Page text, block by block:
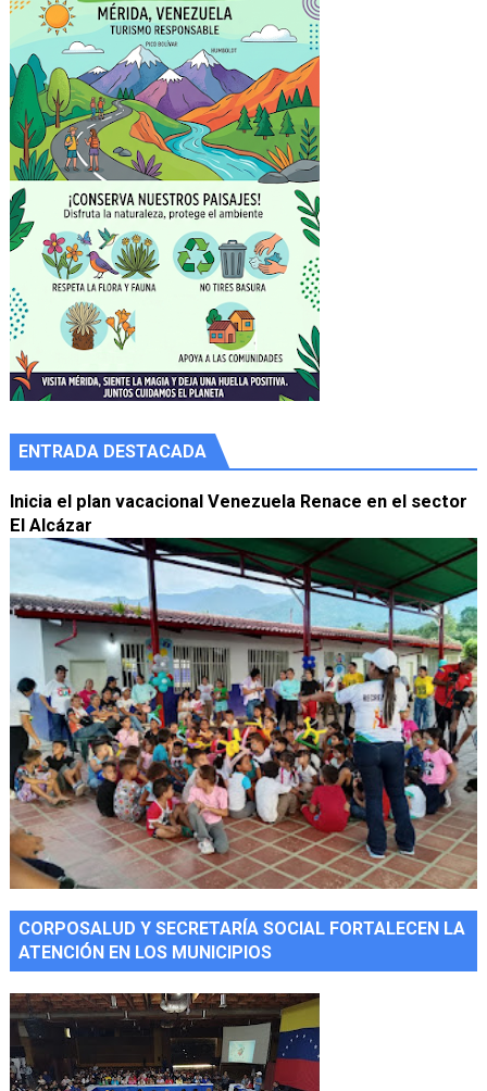
ENTRADA DESTACADA
Inicia el plan vacacional Venezuela Renace en el sector
El Alcázar
CORPOSALUD Y SECRETARÍA SOCIAL FORTALECEN LA
ATENCIÓN EN LOS MUNICIPIOS